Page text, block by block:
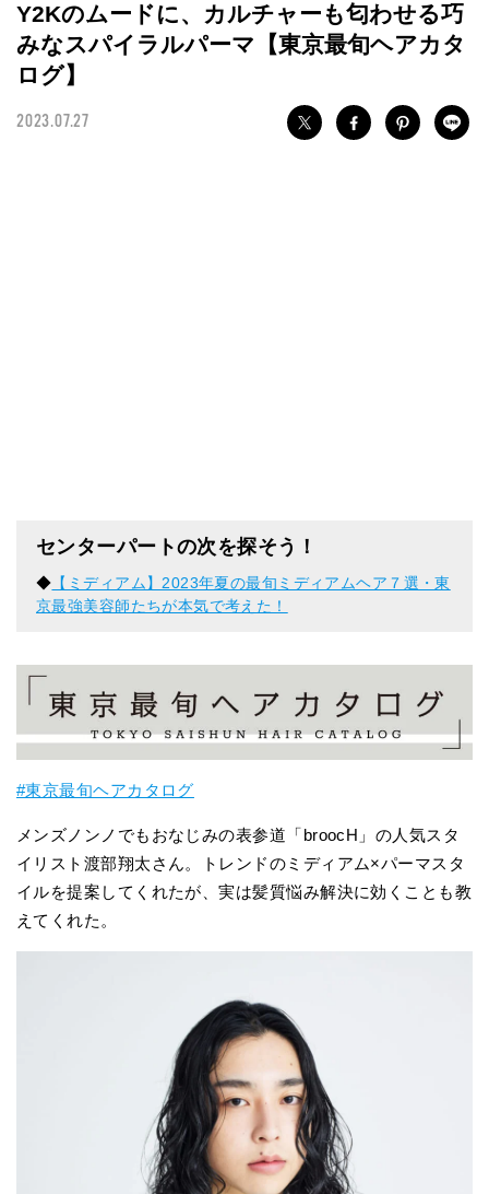
Y2Kのムードに、カルチャーも匂わせる巧
みなスパイラルパーマ【東京最旬ヘアカタ
ログ】
2023.07.27
センターパートの次を探そう！
◆ 【ミディアム】2023年夏の最旬ミディアムヘア７選・東
京最強美容師たちが本気で考えた！
#東京最旬ヘアカタログ
メンズノンノでもおなじみの表参道「broocH」の人気スタ
イリスト渡部翔太さん。トレンドのミディアム×パーマスタ
イルを提案してくれたが、実は髪質悩み解決に効くことも教
えてくれた。